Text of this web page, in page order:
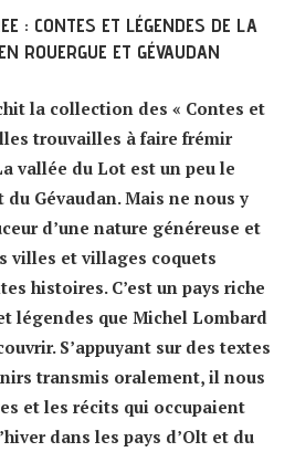
: CONTES ET LÉGENDES DE LA
ROUERGUE ET GÉVAUDAN
la collection des « Contes et
trouvailles à faire frémir
vallée du Lot est un peu le
Gévaudan. Mais ne nous y
d’une nature généreuse et
villes et villages coquets
histoires. C’est un pays riche
légendes que Michel Lombard
S’appuyant sur des textes
transmis oralement, il nous
et les récits qui occupaient
dans les pays d’Olt et du